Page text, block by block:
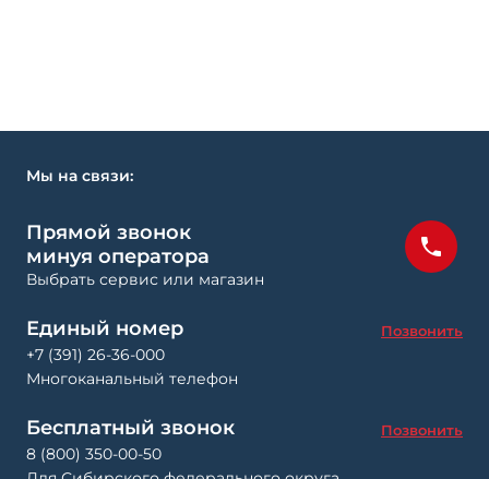
Мы на связи:
Прямой звонок
минуя оператора
Выбрать сервис или магазин
Единый номер Позвонить
+7 (391) 26-36-000
Многоканальный телефон
Бесплатный звонок Позвонить
8 (800) 350-00-50